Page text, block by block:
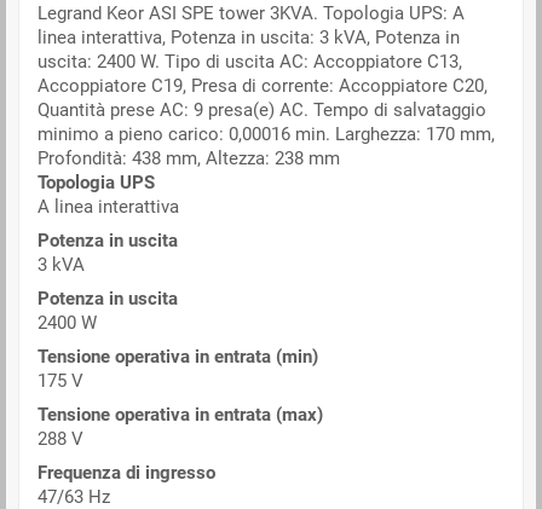
Legrand Keor ASI SPE tower 3KVA. Topologia UPS: A
linea interattiva, Potenza in uscita: 3 kVA, Potenza in
uscita: 2400 W. Tipo di uscita AC: Accoppiatore C13,
Accoppiatore C19, Presa di corrente: Accoppiatore C20,
Quantità prese AC: 9 presa(e) AC. Tempo di salvataggio
minimo a pieno carico: 0,00016 min. Larghezza: 170 mm,
Profondità: 438 mm, Altezza: 238 mm
Topologia UPS
A linea interattiva
Potenza in uscita
3 kVA
Potenza in uscita
2400 W
Tensione operativa in entrata (min)
175 V
Tensione operativa in entrata (max)
288 V
Frequenza di ingresso
47/63 Hz